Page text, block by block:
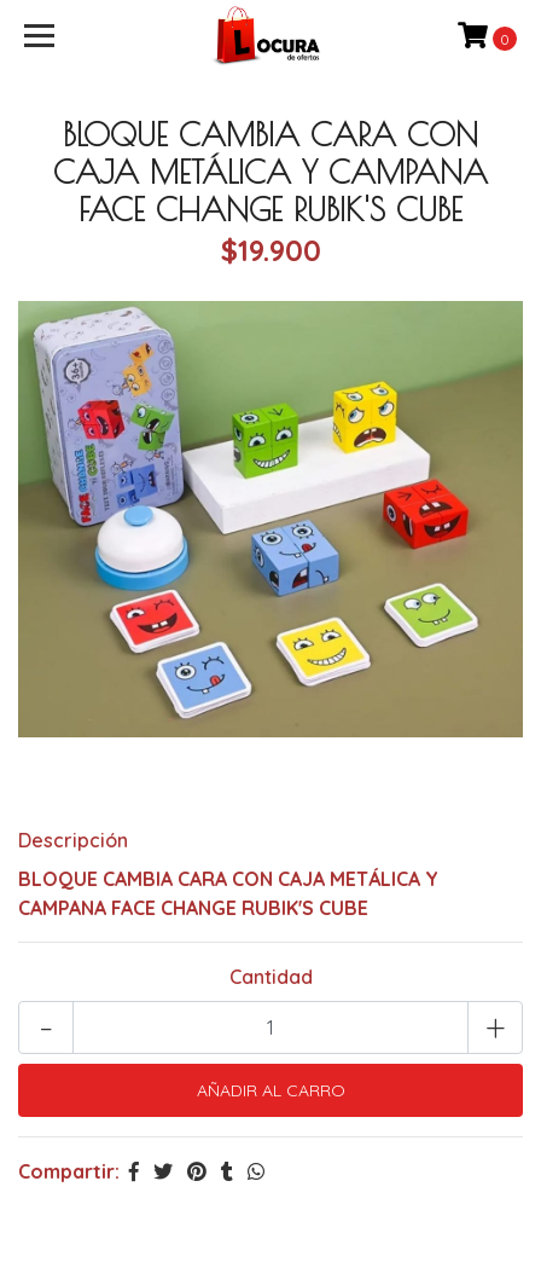
0
BLOQUE CAMBIA CARA CON
CAJA METÁLICA Y CAMPANA
FACE CHANGE RUBIK'S CUBE
$19.900
Descripción
BLOQUE CAMBIA CARA CON CAJA METÁLICA Y
CAMPANA FACE CHANGE RUBIK'S CUBE
Cantidad
+
-
Compartir: